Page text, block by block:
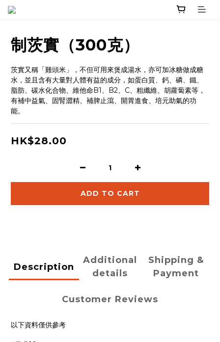
制茨實（300克）
茨實又稱「雞頭米」，不但可用來煲成湯水，亦可加冰糖做成糖
水，並且含有大量對人體有益的成分，如蛋白質、鈣、磷、鐵、
脂肪、碳水化合物、維他命B1、B2、C、粗纖維、胡蘿蔔素等，
有補中益氣、固腎澀精、補脾止瀉、開胃進食、培元助氣的功
能。
HK$28.00
ADD TO CART
Description
Additional
details
Shipping &
Payment
Customer Reviews
以下資料僅供參考